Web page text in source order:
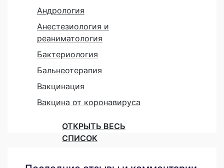
Андрология
Анестезиология и
реаниматология
Бактериология
Бальнеотерапия
Вакцинация
Вакцина от коронавируса
ОТКРЫТЬ ВЕСЬ
СПИСОК